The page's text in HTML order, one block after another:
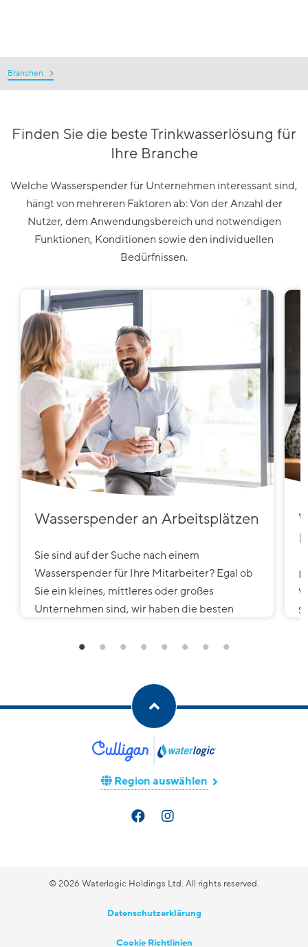
Branchen
Finden Sie die beste Trinkwasserlösung für
Ihre Branche
Welche Wasserspender für Unternehmen interessant sind,
hängt von mehreren Faktoren ab: Von der Anzahl der
Nutzer, dem Anwendungsbereich und notwendigen
Funktionen, Konditionen sowie den individuellen
Bedürfnissen.
Wasserspender an Arbeitsplätzen
Sie sind auf der Suche nach einem
Wasserspender für Ihre Mitarbeiter? Egal ob
Sie ein kleines, mittleres oder großes
Unternehmen sind, wir haben die besten
Region auswählen
© 2026 Waterlogic Holdings Ltd. All rights reserved.
Datenschutzerklärung
Cookie Richtlinien